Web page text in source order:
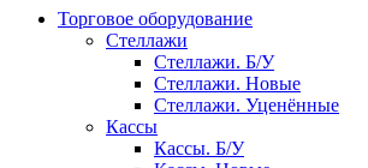
Торговое оборудование
Стеллажи
Стеллажи. Б/У
Стеллажи. Новые
Стеллажи. Уценённые
Кассы
Кассы. Б/У